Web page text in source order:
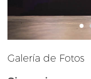
Galería de Fotos